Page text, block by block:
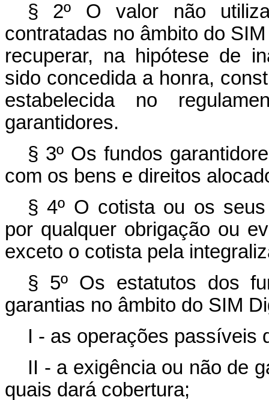
§ 2º O valor não
contratadas no âmbito do
recuperar, na hipótese de
sido concedida a honra,
estabelecida no
garantidores.
§ 3º Os fundos
com os bens e direitos
§ 4º O cotista ou os
por qualquer obrigação ou
exceto o cotista pela
§ 5º Os estatutos dos
garantias no âmbito do SIM
I - as operações passíveis
II - a exigência ou não de
quais dará cobertura;